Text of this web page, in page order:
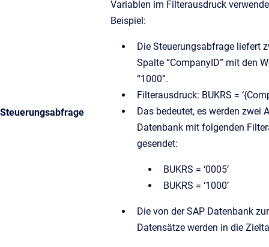
Steuerungsabfrage
Variablen im Filterausdruck
Beispiel:
Die Steuerungsabfrage liefert
Spalte “CompanyID” mit den
“1000”.
Filterausdruck: BUKRS =
Das bedeutet, es werden zwei
Datenbank mit folgenden
gesendet:
BUKRS = ‘0005’
BUKRS = ‘1000’
Die von der SAP Datenbank
Datensätze werden in die